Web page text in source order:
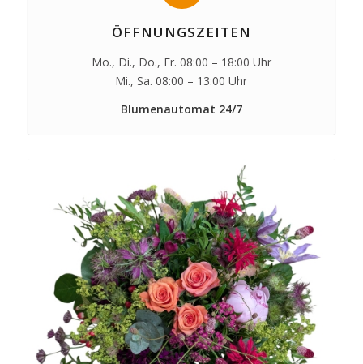
ÖFFNUNGSZEITEN
Mo., Di., Do., Fr. 08:00 – 18:00 Uhr
Mi., Sa. 08:00 – 13:00 Uhr
Blumenautomat 24/7